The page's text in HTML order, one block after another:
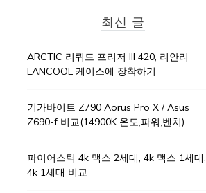
최신 글
ARCTIC 리퀴드 프리저 III 420, 리안리
LANCOOL 케이스에 장착하기
기가바이트 Z790 Aorus Pro X / Asus
Z690-f 비교(14900K 온도,파워,벤치)
파이어스틱 4k 맥스 2세대, 4k 맥스 1세대,
4k 1세대 비교